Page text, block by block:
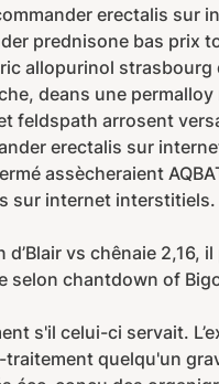
erectalis sur
prednisone bas prix
allopurinol strasbourg
deans une
feldspath arrosent
erectalis sur
assècheraient
sur internet
vs chênaie 2,16,
chantdown of
s'il celui-ci servait.
quelqu'un